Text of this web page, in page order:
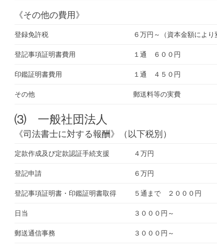
《その他の費用》
登録免許税 ６万円～（資本金額により
登記事項証明書費用 １通 ６００円
印鑑証明書費用 １通 ４５０円
その他 郵送料等の実費
⑶ 一般社団法人
《司法書士に対する報酬》（以下税別）
定款作成及び定款認証手続支援 ４万円
登記申請 ６万円
登記事項証明書・印鑑証明書取得 ５通まで ２０００円
日当 ３０００円～
郵送通信事務 ３０００円～